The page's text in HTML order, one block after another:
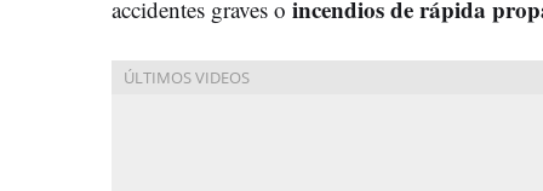
accidentes graves o incendios de rápida